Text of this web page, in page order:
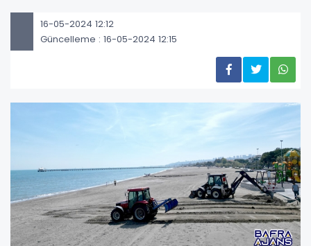
16-05-2024 12:12
Güncelleme : 16-05-2024 12:15